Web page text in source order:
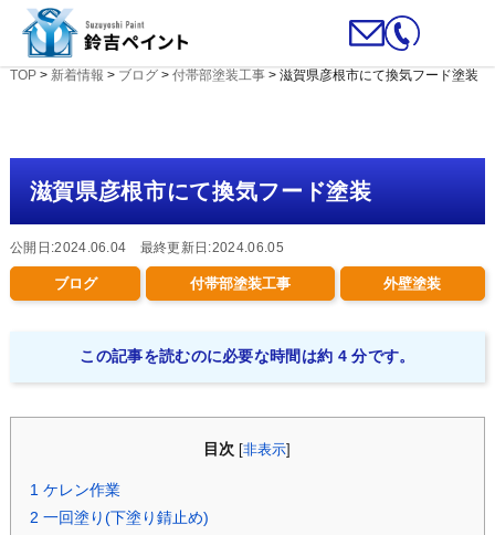
TOP> 新着情報 > ブログ> 付帯部塗装工事> 滋賀県彦根市にて換気フード塗装
滋賀県彦根市にて換気フード塗装
公開日:2024.06.04 最終更新日:2024.06.05
ブログ 付帯部塗装工事 外壁塗装
この記事を読むのに必要な時間は約 4 分です。
目次 [非表示
1 ケレン作業
2 一回塗り(下塗り錆止め)